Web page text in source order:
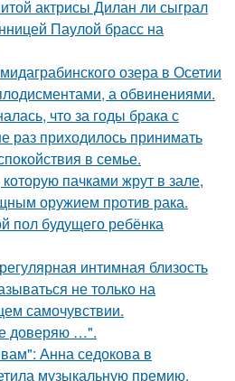
актрисы Дилан ли сыграл
Паулой брасс на
озера в Осетии
а обвинениями.
что за годы брака с
раз приходилось принимать
в семье.
пачками жрут в зале,
оружием против рака.
пол будущего ребёнка
интимная близость
не только на
самочувствии.
доверяю …".
Анна седокова в
музыкальную премию.